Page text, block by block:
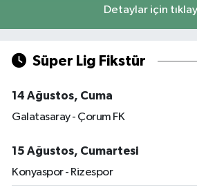
Detaylar için
Süper Lig Fikstür
14 Ağustos, Cuma
Galatasaray - Çorum FK
15 Ağustos, Cumartesi
Konyaspor - Rizespor